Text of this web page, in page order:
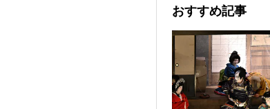
おすすめ記事